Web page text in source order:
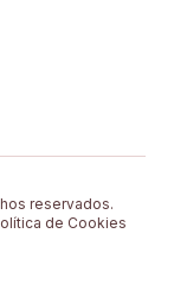
reservados.
de Cookies